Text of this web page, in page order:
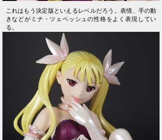
これはもう決定版といえるレベルだろう。表情、手の動
きなどがミナ・ツェペッシュの性格をよく表現してい
る。